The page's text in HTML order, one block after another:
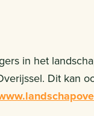
in het
Dit kan